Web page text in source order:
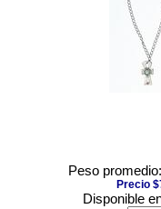
Peso
Precio
Disponible